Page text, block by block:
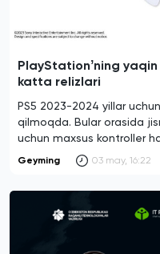
PlayStationʼning
katta relizlari
PS5 2023-2024 yillar
qilmoqda. Bular orasida
uchun maxsus kontroller
Geyming 03 may, 16:22